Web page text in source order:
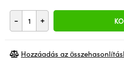
- +
Hozzáadás az